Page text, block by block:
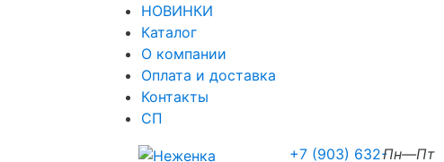
НОВИНКИ
Каталог
О компании
Оплата и доставка
Контакты
СП
+7 (903) 632-Пн—Пт